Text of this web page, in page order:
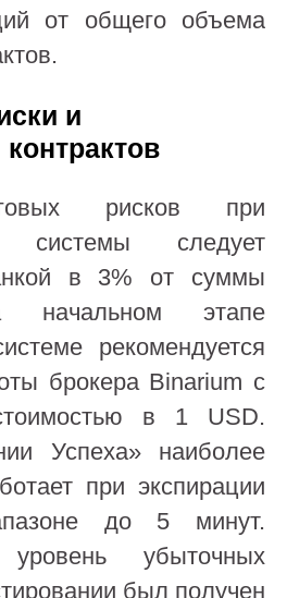
от общего объема
и
рисков при
системы следует
в 3% от суммы
начальном этапе
рекомендуется
брокера Binarium с
в 1 USD.
Успеха» наиболее
при экспирации
до 5 минут.
убыточных
был получен